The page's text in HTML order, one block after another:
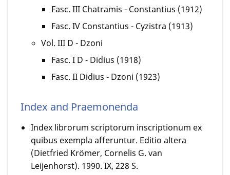
Fasc. III Chatramis - Constantius (1912)
Fasc. IV Constantius - Cyzistra (1913)
Vol. III D - Dzoni
Fasc. I D - Didius (1918)
Fasc. II Didius - Dzoni (1923)
Index and Praemonenda
Index librorum scriptorum inscriptionum ex
quibus exempla afferuntur. Editio altera
(Dietfried Krömer, Cornelis G. van
Leijenhorst). 1990. IX, 228 S.